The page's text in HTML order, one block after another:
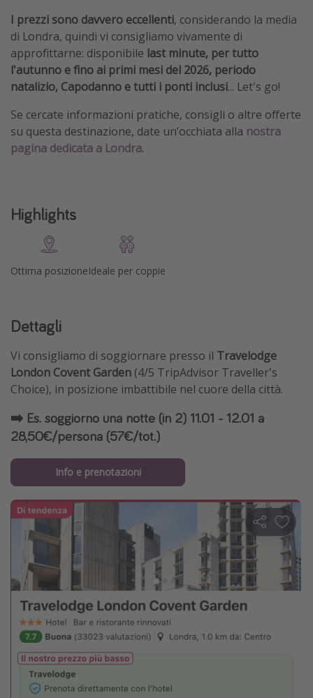
I prezzi sono davvero eccellenti, considerando la media
di Londra, quindi vi consigliamo vivamente di
approfittarne: disponibile last minute, per tutto
l'autunno e fino ai primi mesi del 2026, periodo
natalizio, Capodanno e tutti i ponti inclusi... Let's go!
Se cercate informazioni pratiche, consigli o altre offerte
su questa destinazione, date un’occhiata alla nostra
pagina dedicata a Londra.
Highlights
Ottima posizioneIdeale per coppie
Dettagli
Vi consigliamo di soggiornare presso il Travelodge
London Covent Garden (4/5 TripAdvisor Traveller's
Choice), in posizione imbattibile nel cuore della città.
➡️ Es. soggiorno una notte (in 2) 11.01 - 12.01 a
28,50€/persona (57€/tot.)
Info e prenotazioni